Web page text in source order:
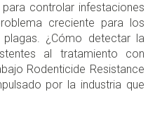
para controlar infestaciones
creciente para los
¿Cómo detectar la
al tratamiento con
Rodenticide Resistance
por la industria que